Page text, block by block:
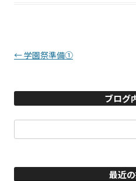
投稿ナビゲーション
←学園祭準備①
ブログ
索:
最近